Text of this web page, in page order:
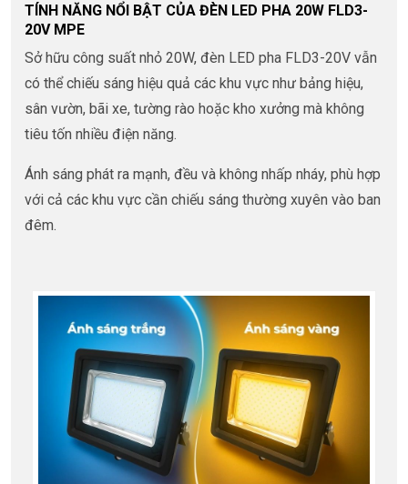
TÍNH NĂNG NỔI BẬT CỦA ĐÈN LED PHA 20W FLD3-
20V MPE
Sở hữu công suất nhỏ 20W, đèn LED pha FLD3-20V vẫn
có thể chiếu sáng hiệu quả các khu vực như bảng hiệu,
sân vườn, bãi xe, tường rào hoặc kho xưởng mà không
tiêu tốn nhiều điện năng.
Ánh sáng phát ra mạnh, đều và không nhấp nháy, phù hợp
với cả các khu vực cần chiếu sáng thường xuyên vào ban
đêm.